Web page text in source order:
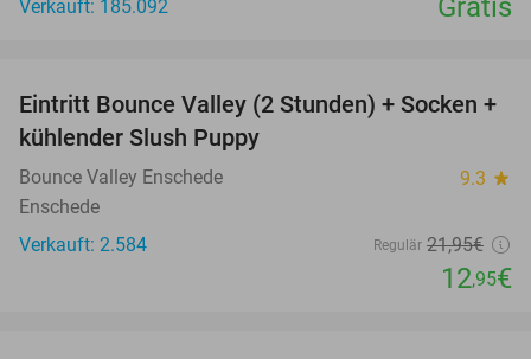
Verkauft: 185.092
Gratis
41%
Eintritt Bounce Valley (2 Stunden) + Socken +
kühlender Slush Puppy
Bounce Valley Enschede 9.3 star
Enschede
Verkauft: 2.584
Regulär 21,95€
12,95€